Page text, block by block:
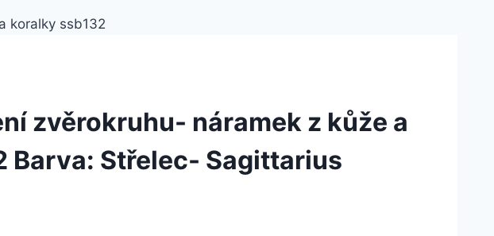
zvěrokruhu- náramek z kůže a
Barva: Střelec- Sagittarius